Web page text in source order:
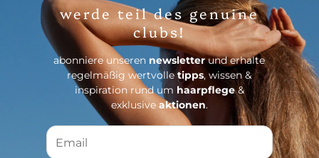
werde teil des genuine
clubs!
abonniere unseren newsletterund erhalte
regelmäßig wertvolletipps, wissen &
inspiration rund um haarpflege&
exklusive aktionen.